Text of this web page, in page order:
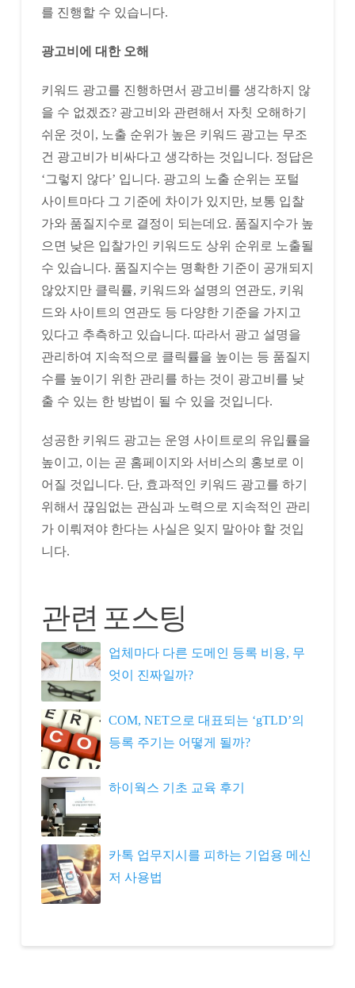
를 진행할 수 있습니다.
광고비에 대한 오해
키워드 광고를 진행하면서 광고비를 생각하지 않
을 수 없겠죠? 광고비와 관련해서 자칫 오해하기
쉬운 것이, 노출 순위가 높은 키워드 광고는 무조
건 광고비가 비싸다고 생각하는 것입니다. 정답은
‘그렇지 않다’ 입니다. 광고의 노출 순위는 포털
사이트마다 그 기준에 차이가 있지만, 보통 입찰
가와 품질지수로 결정이 되는데요. 품질지수가 높
으면 낮은 입찰가인 키워드도 상위 순위로 노출될
수 있습니다. 품질지수는 명확한 기준이 공개되지
않았지만 클릭률, 키워드와 설명의 연관도, 키워
드와 사이트의 연관도 등 다양한 기준을 가지고
있다고 추측하고 있습니다. 따라서 광고 설명을
관리하여 지속적으로 클릭률을 높이는 등 품질지
수를 높이기 위한 관리를 하는 것이 광고비를 낮
출 수 있는 한 방법이 될 수 있을 것입니다.
성공한 키워드 광고는 운영 사이트로의 유입률을
높이고, 이는 곧 홈페이지와 서비스의 홍보로 이
어질 것입니다. 단, 효과적인 키워드 광고를 하기
위해서 끊임없는 관심과 노력으로 지속적인 관리
가 이뤄져야 한다는 사실은 잊지 말아야 할 것입
니다.
관련 포스팅
업체마다 다른 도메인 등록 비용, 무
엇이 진짜일까?
COM, NET으로 대표되는 ‘gTLD’의
등록 주기는 어떻게 될까?
하이웍스 기초 교육 후기
카톡 업무지시를 피하는 기업용 메신
저 사용법